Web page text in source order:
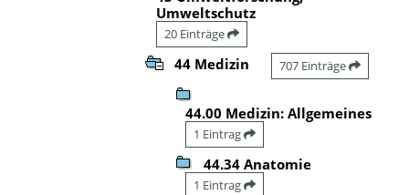
Umweltschutz
20 Einträge
44 Medizin 707 Einträge
44.00 Medizin: Allgemeines
1 Eintrag
44.34 Anatomie
1 Eintrag